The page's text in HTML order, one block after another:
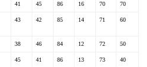
41 45 86 16 70 70
43 42 85 14 71 60
38 46 84 12 72 50
45 41 86 13 73 40